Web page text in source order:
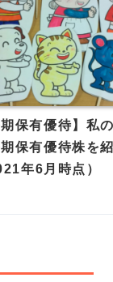
期保有優待】私
保有優待株を
年6月時点）